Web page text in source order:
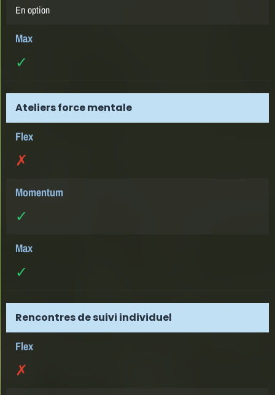
En option
✓
Ateliers force mentale
✗
✓
✓
Rencontres de suivi individuel
✗